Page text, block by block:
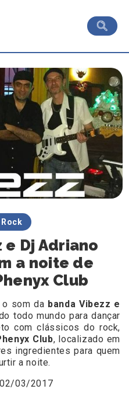
Rock
e Dj Adriano
a noite de
Club
o som da banda Vibezz e
todo mundo para dançar
com clássicos do rock,
Club, localizado em
ingredientes para quem
a noite.
03/2017